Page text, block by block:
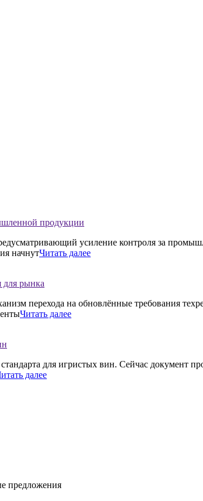
продукции
усиление контроля за
начнутЧитать далее
для рынка
перехода на обновлённые требования
Читать далее
для игристых вин. Сейчас документ
далее
предложения